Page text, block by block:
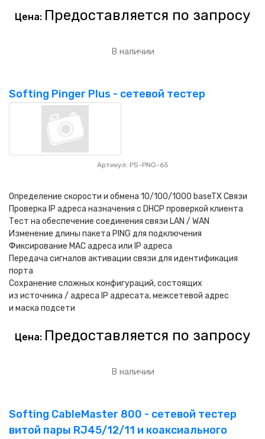
Цена: Предоставляется по запросу
В наличии
Softing Pinger Plus - сетевой тестер
Артикул: PS-PNG-65
Определение cкорости и обмена 10/100/1000 baseTX Связи
Проверка IP адреса назначения с DHCP проверкой клиента
Тест на обеспечение соединения связи LAN / WAN
Изменение длины пакета PING для подключения
Фиксирование MAC адреса или IP адреса
Передача сигналов активации связи для идентификация
порта
Сохранение сложных конфигураций, состоящих
из источника / адреса IP адресата, межсетевой адрес
и маска подсети
Цена: Предоставляется по запросу
В наличии
Softing CableMaster 800 - сетевой тестер
витой пары RJ45/12/11 и коаксиального